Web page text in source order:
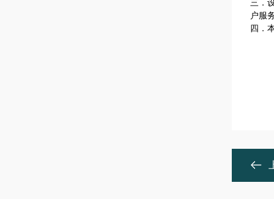
三．
户服
四．